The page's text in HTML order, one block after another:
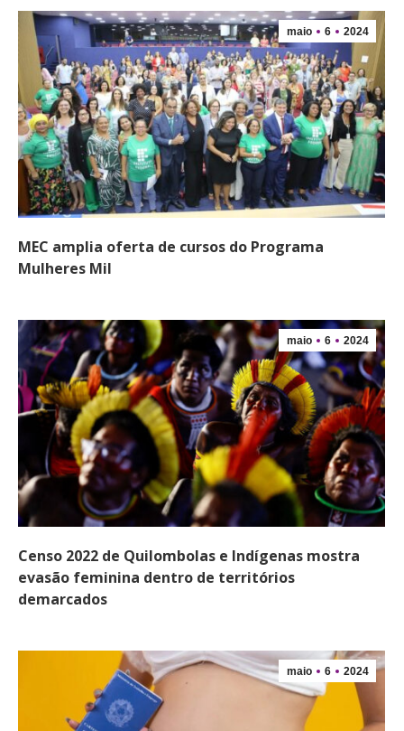
maio 6 2024
MEC amplia oferta de cursos do Programa
Mulheres Mil
maio 6 2024
Censo 2022 de Quilombolas e Indígenas mostra
evasão feminina dentro de territórios
demarcados
maio 6 2024